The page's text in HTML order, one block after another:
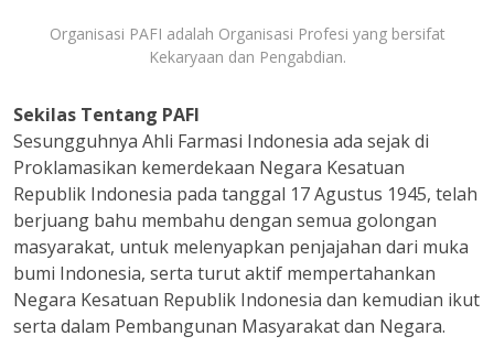
Organisasi PAFI adalah Organisasi Profesi yang bersifat
Kekaryaan dan Pengabdian.
Sekilas Tentang PAFI
Sesungguhnya Ahli Farmasi Indonesia ada sejak di
Proklamasikan kemerdekaan Negara Kesatuan
Republik Indonesia pada tanggal 17 Agustus 1945, telah
berjuang bahu membahu dengan semua golongan
masyarakat, untuk melenyapkan penjajahan dari muka
bumi Indonesia, serta turut aktif mempertahankan
Negara Kesatuan Republik Indonesia dan kemudian ikut
serta dalam Pembangunan Masyarakat dan Negara.